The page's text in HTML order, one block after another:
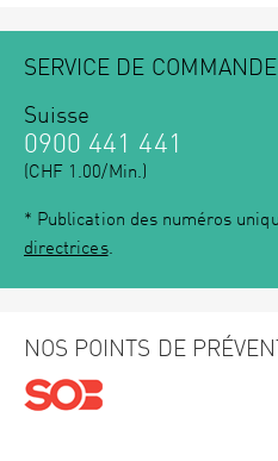
SERVICE DE COMMANDE
Suisse
0900 441 441
(CHF 1.00/Min.)
* Publication des numéros
directrices.
NOS POINTS DE